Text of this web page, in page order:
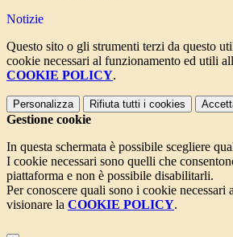
Notizie
Questo sito o gli strumenti terzi da questo
cookie necessari al funzionamento ed utili
COOKIE POLICY.
Personalizza Rifiuta tutti i cookies
Gestione cookie
In questa schermata è possibile scegliere
I cookie necessari sono quelli che
piattaforma e non è possibile disabilitarli.
Per conoscere quali sono i cookie necessari
visionare la COOKIE POLICY.